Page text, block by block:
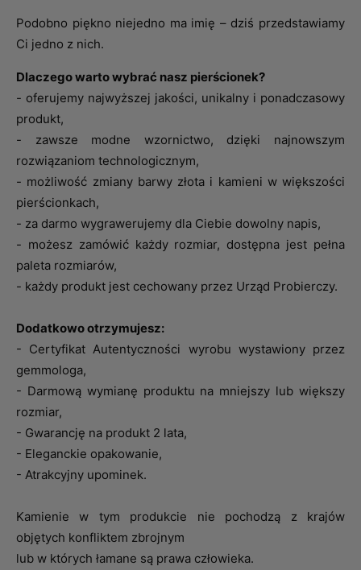
Podobno piękno niejedno ma imię – dziś przedstawiamy
Ci jedno z nich.
Dlaczego warto wybrać nasz pierścionek?
- oferujemy najwyższej jakości, unikalny i ponadczasowy
produkt,
- zawsze modne wzornictwo, dzięki najnowszym
rozwiązaniom technologicznym,
- możliwość zmiany barwy złota i kamieni w większości
pierścionkach,
- za darmo wygrawerujemy dla Ciebie dowolny napis,
- możesz zamówić każdy rozmiar, dostępna jest pełna
paleta rozmiarów,
- każdy produkt jest cechowany przez Urząd Probierczy.
Dodatkowo otrzymujesz:
- Certyfikat Autentyczności wyrobu wystawiony przez
gemmologa,
- Darmową wymianę produktu na mniejszy lub większy
rozmiar,
- Gwarancję na produkt 2 lata,
- Eleganckie opakowanie,
- Atrakcyjny upominek.
Kamienie w tym produkcie nie pochodzą z krajów
objętych konfliktem zbrojnym
lub w których łamane są prawa człowieka.